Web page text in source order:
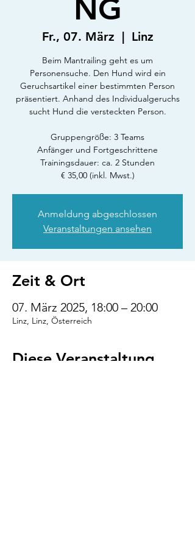
NG
Fr., 07. März
  |
Linz
Beim Mantrailing geht es um
Personensuche. Den Hund wird ein
Geruchsartikel einer bestimmten Person
präsentiert. Anhand des Individualgeruchs
sucht Hund die versteckten Person.
Gruppengröße: 3 Teams
Anfänger und Fortgeschrittene
Trainingsdauer: ca. 2 Stunden
€ 35,00 (inkl. Mwst.)
Anmeldung abgeschlossen
Veranstaltungen ansehen
Zeit & Ort
07. März 2025, 18:00 – 20:00
Linz, Linz, Österreich
Diese Veranstaltung